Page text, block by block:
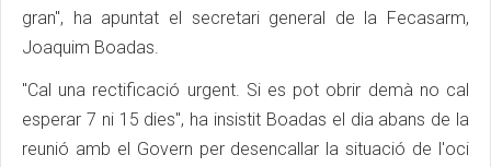
gran", ha apuntat el secretari general de la Fecasarm,
Joaquim Boadas.
"Cal una rectificació urgent. Si es pot obrir demà no cal
esperar 7 ni 15 dies", ha insistit Boadas el dia abans de la
reunió amb el Govern per desencallar la situació de l'oci